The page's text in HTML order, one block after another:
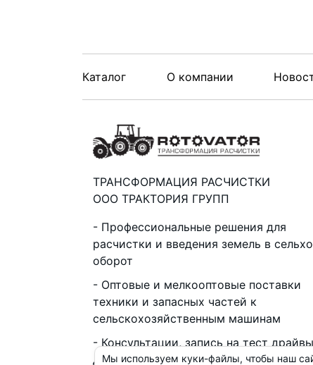
Каталог О компании
ТРАНСФОРМАЦИЯ РАСЧИСТКИ
ООО ТРАКТОРИЯ ГРУПП
Профессиональные решения для
расчистки и введения земель в
оборот
Оптовые и мелкооптовые поставки
техники и запасных частей к
сельскохозяйственным машинам
Консультации, запись на тест
демо показы, подбор, согласование,
Мы используем куки-файлы, чтобы наш